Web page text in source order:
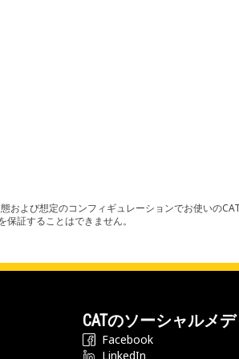
および想定のコンフィギュレーションでお使いの
証することはできません。
CATのソーシャルメ
Facebook
LinkedIn